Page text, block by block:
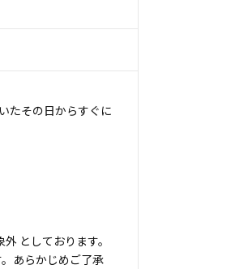
たその日からすぐに
としております。
あらかじめご了承